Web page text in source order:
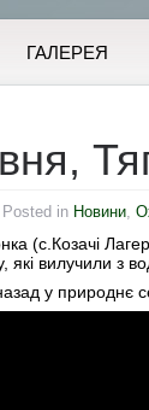
ГАЛЕРЕЯ
Posted in Новини,
(с.Козачі
які вилучили з
у природнє